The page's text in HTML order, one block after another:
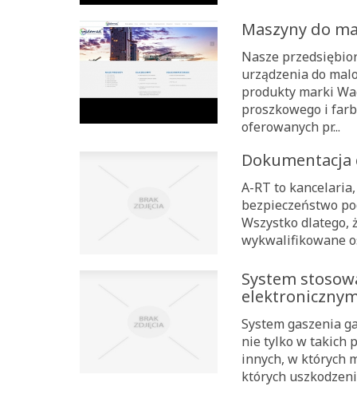
Maszyny do
Nasze
urządzenia do
produkty marki
proszkowego i
oferowanych pr...
A-RT to
bezpieczeństwo
Wszystko dlatego,
wykwalifikowane
System
System gaszenia
nie tylko w takich
innych, w których
których